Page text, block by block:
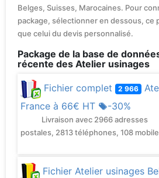
Belges, Suisses, Marocaines. Pour
package, sélectionner en dessous, ce
que celui du devis personnalisé.
Package de la base de
récente des Atelier usinages
Fichier complet 2 966
France à 66€ HT -30%
Livraison avec 2966 adresses
postales, 2813 téléphones, 108
Fichier Atelier usinages